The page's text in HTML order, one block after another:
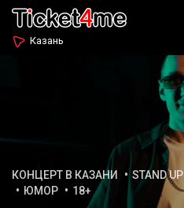
Казань
КОНЦЕРТ В КАЗАНИ STAND UP
ЮМОР
18+